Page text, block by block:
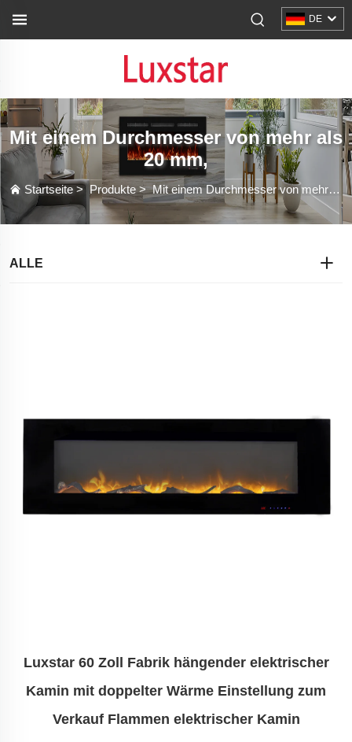
DE
Mit einem Durchmesser von mehr als
20 mm,
Startseite> Produkte>Mit einem Durchmesser von mehr als 20 mm,
ALLE
Luxstar 60 Zoll Fabrik hängender elektrischer
Kamin mit doppelter Wärme Einstellung zum
Verkauf Flammen elektrischer Kamin